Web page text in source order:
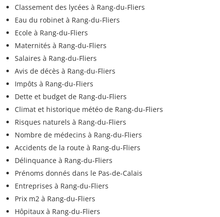
Classement des lycées à Rang-du-Fliers
Eau du robinet à Rang-du-Fliers
Ecole à Rang-du-Fliers
Maternités à Rang-du-Fliers
Salaires à Rang-du-Fliers
Avis de décès à Rang-du-Fliers
Impôts à Rang-du-Fliers
Dette et budget de Rang-du-Fliers
Climat et historique météo de Rang-du-Fliers
Risques naturels à Rang-du-Fliers
Nombre de médecins à Rang-du-Fliers
Accidents de la route à Rang-du-Fliers
Délinquance à Rang-du-Fliers
Prénoms donnés dans le Pas-de-Calais
Entreprises à Rang-du-Fliers
Prix m2 à Rang-du-Fliers
Hôpitaux à Rang-du-Fliers